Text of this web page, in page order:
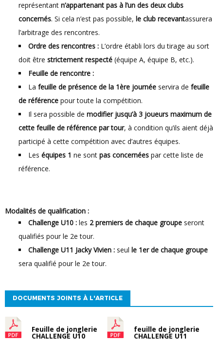
représentant n’appartenant pas à l’un des deux clubs
concernés. Si cela n’est pas possible, le club recevantassurera
l’arbitrage des rencontres.
Ordre des rencontres : L’ordre établi lors du tirage au sort
doit être strictement respecté (équipe A, équipe B, etc.).
Feuille de rencontre :
La feuille de présence de la 1ère journée servira de feuille
de référence pour toute la compétition.
Il sera possible de modifier jusqu’à 3 joueurs maximum de
cette feuille de référence par tour, à condition qu’ils aient déjà
participé à cette compétition avec d’autres équipes.
Les équipes 1 ne sont pas concernées par cette liste de
référence.
Modalités de qualification :
Challenge U10 : les 2 premiers de chaque groupe seront
qualifiés pour le 2e tour.
Challenge U11 Jacky Vivien : seul le 1er de chaque groupe
sera qualifié pour le 2e tour.
DOCUMENTS JOINTS À L'ARTICLE
Feuille de jonglerie
CHALLENGE U10
feuille de jonglerie
CHALLENGE U11